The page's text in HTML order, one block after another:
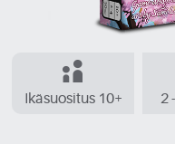
Ikäsuositus 10+ 2